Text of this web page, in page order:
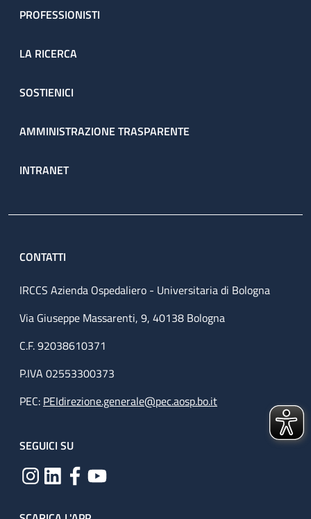
PROFESSIONISTI
LA RICERCA
SOSTIENICI
AMMINISTRAZIONE TRASPARENTE
INTRANET
CONTATTI
IRCCS Azienda Ospedaliero - Universitaria di Bologna
Via Giuseppe Massarenti, 9, 40138 Bologna
C.F. 92038610371
P.IVA 02553300373
PEC: PEIdirezione.generale@pec.aosp.bo.it
SEGUICI SU